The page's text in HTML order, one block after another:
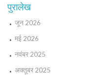
पुरालेख
जून 2026
मई 2026
नवंबर 2025
अक्तूबर 2025